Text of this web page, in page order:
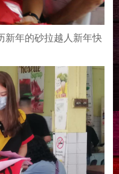
新年的砂拉越人新年快